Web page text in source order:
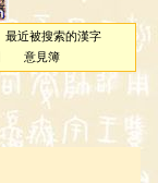
最近被搜索的漢字
意見簿